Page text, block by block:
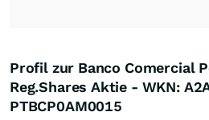
Profil zur Banco Comercial
Reg.Shares Aktie - WKN:
PTBCP0AM0015